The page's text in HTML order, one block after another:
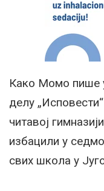
Како Момо пише
делу
читавој
избацили у
свих школа у